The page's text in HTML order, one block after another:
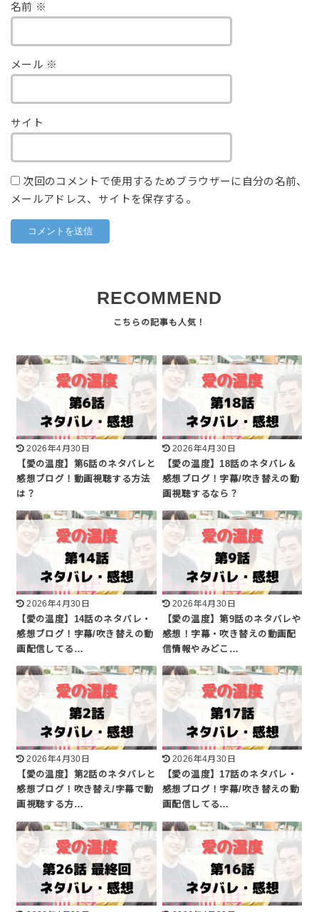
名前 ※
メール ※
サイト
次回のコメントで使用するためブラウザーに自分の名前、
メールアドレス、サイトを保存する。
RECOMMEND
2026年4月30日
【愛の温度】第6話のネタバレと
感想ブログ！動画視聴する方法
は？
2026年4月30日
【愛の温度】18話のネタバレ＆
感想ブログ！字幕/吹き替えの動
画視聴するなら？
2026年4月30日
【愛の温度】14話のネタバレ・
感想ブログ！字幕/吹き替えの動
画配信してる…
2026年4月30日
【愛の温度】第9話のネタバレや
感想！字幕・吹き替えの動画配
信情報やみどこ…
2026年4月30日
【愛の温度】第2話のネタバレと
感想ブログ！吹き替え/字幕で動
画視聴する方…
2026年4月30日
【愛の温度】17話のネタバレ・
感想ブログ！字幕/吹き替えの動
画配信してる…